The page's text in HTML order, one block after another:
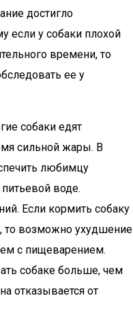
достигло
если у собаки плохой
времени, то
ее у
собаки едят
сильной жары. В
любимцу
воде.
Если кормить собаку
то возможно ухудшение
с пищеварением.
собаке больше, чем
отказывается от